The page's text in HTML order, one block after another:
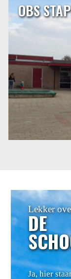
OBS
Onze school is
Mauritsweg
een
Lekker
DE
Ja, hier